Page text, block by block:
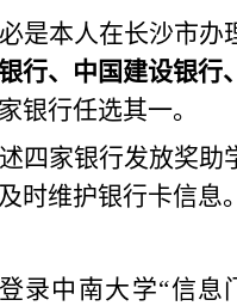
是本人在长沙市办
行、中国建设银行
银行任选其一。
四家银行发放奖助
时维护银行卡信息
录中南大学“信息